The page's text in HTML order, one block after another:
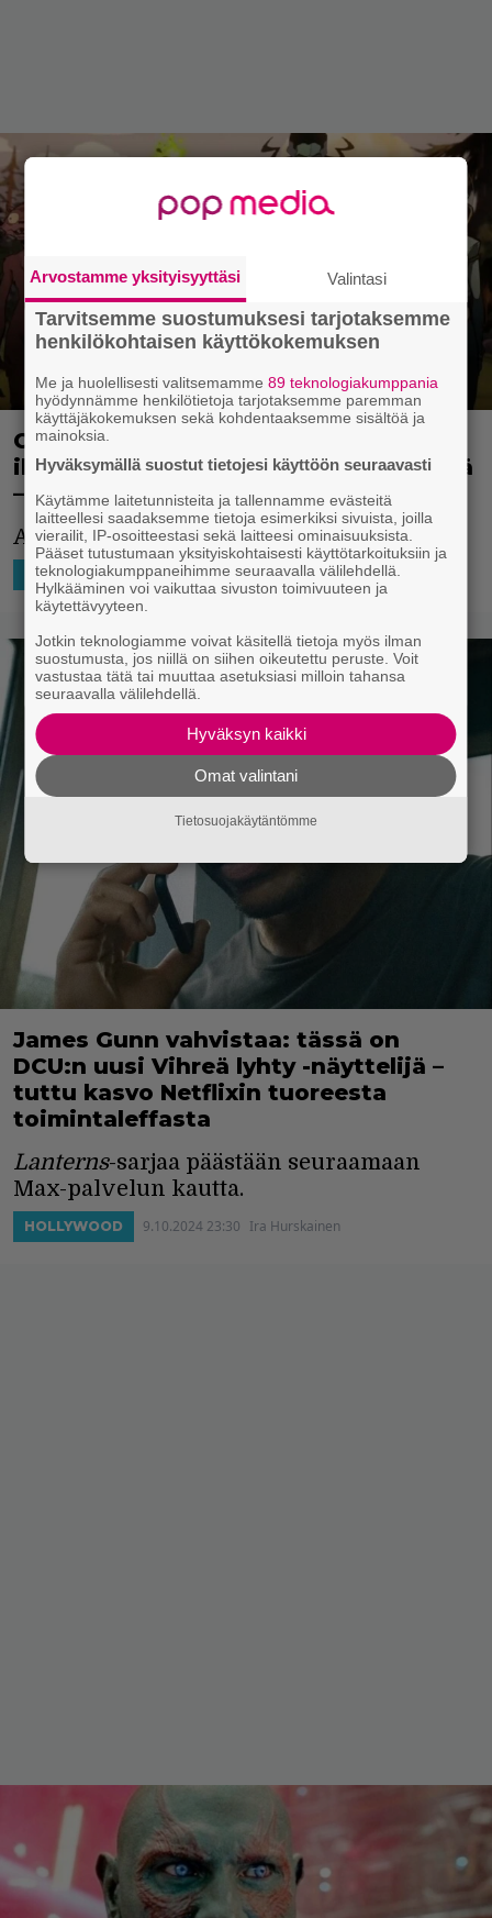
Creature Commandos näyttää
ihastuttavan väkivaltaiselta viihteeltä
– katso traileri
Asiallisen oloinen sarja.
SUORATOISTO TV-SARJAT 21.10.2024 12:31 Niko Ikonen
James Gunn vahvistaa: tässä on
DCU:n uusi Vihreä lyhty -näyttelijä –
tuttu kasvo Netflixin tuoreesta
toimintaleffasta
Lanterns-sarjaa päästään seuraamaan
Max-palvelun kautta.
HOLLYWOOD 9.10.2024 23:30 Ira Hurskainen
Arvostamme yksityisyyttäsi Valintasi
Tarvitsemme suostumuksesi tarjotaksemme
henkilökohtaisen käyttökokemuksen
Me ja huolellisesti valitsemamme89 teknologiakumppania
hyödynnämme henkilötietoja tarjotaksemme paremman
käyttäjäkokemuksen sekä kohdentaaksemme sisältöä ja
mainoksia.
Hyväksymällä suostut tietojesi käyttöön seuraavasti
Käytämme laitetunnisteita ja tallennamme evästeitä
laitteellesi saadaksemme tietoja esimerkiksi sivuista, joilla
vierailit, IP-osoitteestasi sekä laitteesi ominaisuuksista.
Pääset tutustumaan yksityiskohtaisesti käyttötarkoituksiin ja
teknologiakumppaneihimme seuraavalla välilehdellä.
Hylkääminen voi vaikuttaa sivuston toimivuuteen ja
käytettävyyteen.
Jotkin teknologiamme voivat käsitellä tietoja myös ilman
suostumusta, jos niillä on siihen oikeutettu peruste. Voit
vastustaa tätä tai muuttaa asetuksiasi milloin tahansa
seuraavalla välilehdellä.
Hyväksyn kaikki
Omat valintani
Tietosuojakäytäntömme